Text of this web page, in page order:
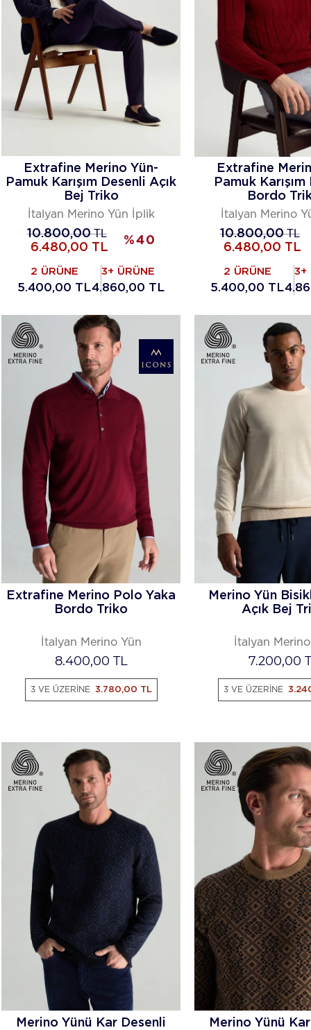
Extrafine Merino Yün-
Pamuk Karışım Desenli Açık
Bej Triko
İtalyan Merino Yün İplik
10.800,00TL
6.480,00 TL
%40
2 ÜRÜNE
5.400,00 TL
3+ ÜRÜNE
4.860,00 TL
Extrafine
Pamuk
Bordo
İtalyan Merino
10.800,00TL
6.480,00 TL
2 ÜRÜNE
5.400,00 TL
3+
TÜKENDI
Extrafine Merino Polo Yaka
Bordo Triko
İtalyan Merino Yün
8.400,00 TL
3 VE ÜZERİNE 3.780,00 TL
TÜKENDI
Merino Yün
Açık Bej
İtalyan
7.200,00
3 VE ÜZERİNE
Merino Yünü Kar Desenli
Merino Yünü